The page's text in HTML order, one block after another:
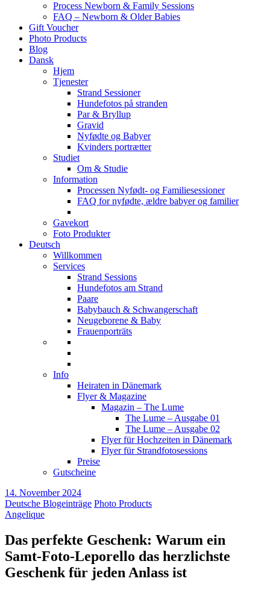
Process Newborn & Family Sessions
FAQ – Newborn & Older Babies
Gift Voucher
Photo Products
Blog
Dansk
Hjem
Tjenester
Strand Sessioner
Hundefotos på stranden
Par & Bryllup
Gravid
Nyfødte og Babyer
Kvinders portrætter
Studiet
Om & Studie
Information
Processen Nyfødt- og Familiesessioner
FAQ for nyfødte, ældre babyer og familier
Gavekort
Foto Produkter
Deutsch
Willkommen
Services
Strand Sessions
Hundefotos am Strand
Paare
Babybauch & Schwangerschaft
Neugeborene & Baby
Frauenporträts
Info
Heiraten in Dänemark
Flyer & Magazine
Magazin – The Lume
The Lume – Ausgabe 01
The Lume – Ausgabe 02
Flyer für Hochzeiten in Dänemark
Flyer für Strandfotosessions
Preise
Gutscheine
14. November 2024
Deutsche Blogeinträge Photo Products
Angelique
Das perfekte Geschenk: Warum ein
Samt-Foto-Leporello das herzlichste
Geschenk für jeden Anlass ist